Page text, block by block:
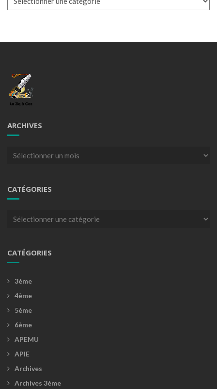
ARCHIVES
Archives
CATÉGORIES
Catégories
CATÉGORIES
3ème
4ème
5ème
6ème
APEMU
APIE
Archives
Archives 3ème